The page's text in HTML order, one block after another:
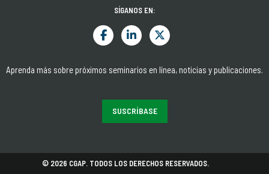
SÍGANOS EN:
Aprenda más sobre próximos seminarios en línea, noticias y publicaciones.
SUSCRÍBASE
© 2026 CGAP. TODOS LOS DERECHOS RESERVADOS.